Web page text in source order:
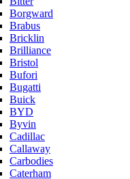
Borgward
Brabus
Bricklin
Brilliance
Bristol
Bufori
Bugatti
Buick
BYD
Byvin
Cadillac
Callaway
Carbodies
Caterham